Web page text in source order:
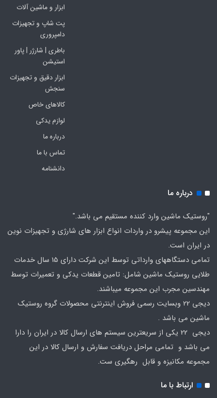
ابزار و ماشین آلات
پت شاپ و تجهیزات
دامپروری
باطری | شارژر | پاور
استیشن
ابزار دقیق و تجهیزات
سنجش
کالاهای خاص
لوازم یدکی
درباره ما
تماس با ما
دانشنامه
درباره ما
"روستیک ماشین وارد کننده مستقیم می باشد."
این مجموعه پیشرو در واردات انواع ابزار های شارژی و تجهیزات نوین
در ایران است.
تمامی دستگاههای وارداتی توسط این شرکت دارای 15 سال خدمات
طلایی روستیک ماشین شامل: تامین قطعات یدکی و تعمیرات توسط
مهندسین مجرب این مجموعه میباشند.
دیجی 22 وبسایت رسمی فروش اینترنتی محصولات گروه روستیک
ماشین می باشد .
دیجی 22 یکی از سریعترین سیستم های ارسال کالا در ایران را دارا
می باشد و تمامی مراحل دریافت سفارش و ارسال کالا در این
مجموعه مکانیزه و قابل رهگیری ست.
ارتباط با ما